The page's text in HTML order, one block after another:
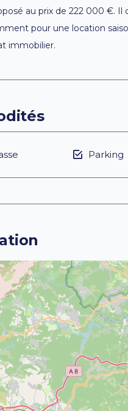
au prix de 222 000 €.
pour une location
immobilier.
Parking